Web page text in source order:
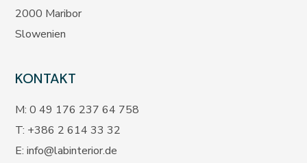
2000 Maribor
Slowenien
KONTAKT
M: 0 49 176 237 64 758
T: +386 2 614 33 32
E: info@labinterior.de